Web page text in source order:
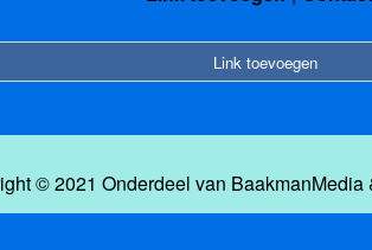
Link toevoegen
© 2021 Onderdeel van BaakmanMedia